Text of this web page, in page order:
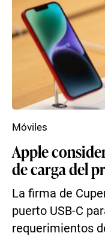
Apple
de carga del
La firma de
puerto USB-C
requerimientos
Móviles